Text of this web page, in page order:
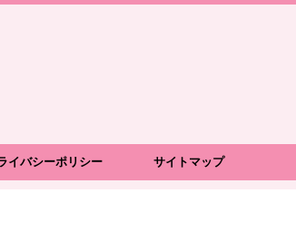
イバシーポリシー サイトマップ